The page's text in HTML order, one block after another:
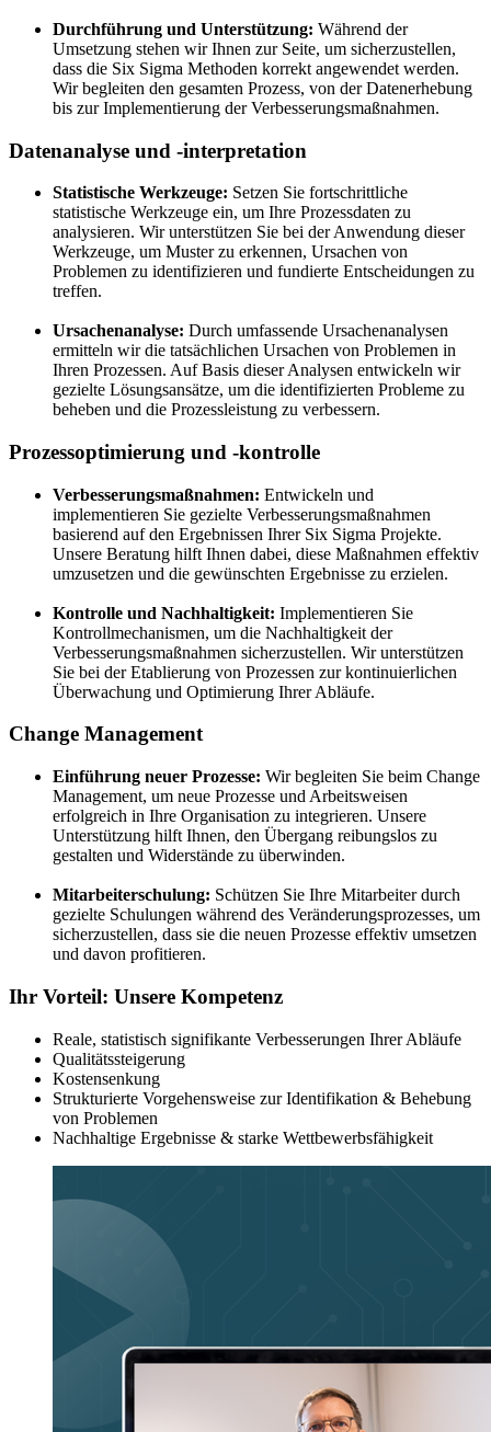
Durchführung und Unterstützung: Während der
Umsetzung stehen wir Ihnen zur Seite, um sicherzustellen,
dass die Six Sigma Methoden korrekt angewendet werden.
Wir begleiten den gesamten Prozess, von der Datenerhebung
bis zur Implementierung der Verbesserungsmaßnahmen.
Datenanalyse und -interpretation
Statistische Werkzeuge: Setzen Sie fortschrittliche
statistische Werkzeuge ein, um Ihre Prozessdaten zu
analysieren. Wir unterstützen Sie bei der Anwendung dieser
Werkzeuge, um Muster zu erkennen, Ursachen von
Problemen zu identifizieren und fundierte Entscheidungen zu
treffen.
Ursachenanalyse: Durch umfassende Ursachenanalysen
ermitteln wir die tatsächlichen Ursachen von Problemen in
Ihren Prozessen. Auf Basis dieser Analysen entwickeln wir
gezielte Lösungsansätze, um die identifizierten Probleme zu
beheben und die Prozessleistung zu verbessern.
Prozessoptimierung und -kontrolle
Verbesserungsmaßnahmen: Entwickeln und
implementieren Sie gezielte Verbesserungsmaßnahmen
basierend auf den Ergebnissen Ihrer Six Sigma Projekte.
Unsere Beratung hilft Ihnen dabei, diese Maßnahmen effektiv
umzusetzen und die gewünschten Ergebnisse zu erzielen.
Kontrolle und Nachhaltigkeit: Implementieren Sie
Kontrollmechanismen, um die Nachhaltigkeit der
Verbesserungsmaßnahmen sicherzustellen. Wir unterstützen
Sie bei der Etablierung von Prozessen zur kontinuierlichen
Überwachung und Optimierung Ihrer Abläufe.
Change Management
Einführung neuer Prozesse: Wir begleiten Sie beim Change
Management, um neue Prozesse und Arbeitsweisen
erfolgreich in Ihre Organisation zu integrieren. Unsere
Unterstützung hilft Ihnen, den Übergang reibungslos zu
gestalten und Widerstände zu überwinden.
Mitarbeiterschulung: Schützen Sie Ihre Mitarbeiter durch
gezielte Schulungen während des Veränderungsprozesses, um
sicherzustellen, dass sie die neuen Prozesse effektiv umsetzen
und davon profitieren.
Ihr Vorteil: Unsere Kompetenz
Reale, statistisch signifikante Verbesserungen Ihrer Abläufe
Qualitätssteigerung
Kostensenkung
Strukturierte Vorgehensweise zur Identifikation & Behebung
von Problemen
Nachhaltige Ergebnisse & starke Wettbewerbsfähigkeit